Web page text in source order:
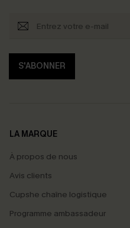
S'ABONNER
LA MARQUE
À propos de nous
Avis clients
Cupshe chaîne logistique
Programme ambassadeur